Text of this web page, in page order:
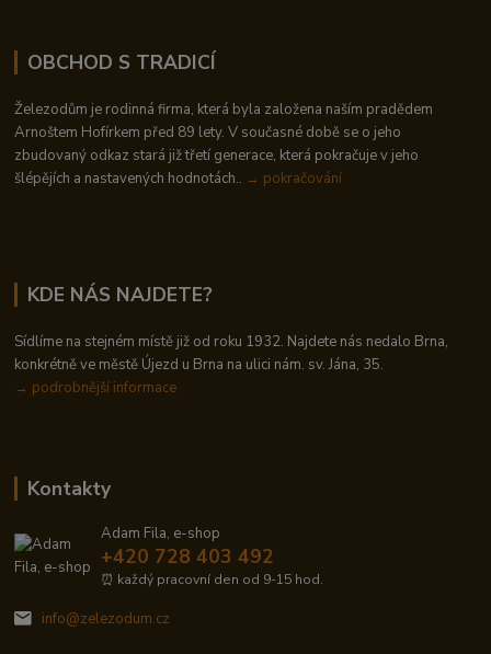
OBCHOD S TRADICÍ
Železodům je rodinná firma, která byla založena naším pradědem
Arnoštem Hofírkem před 89 lety. V současné době se o jeho
zbudovaný odkaz stará již třetí generace, která pokračuje v jeho
šlépějích a nastavených hodnotách.. → pokračování
KDE NÁS NAJDETE?
Sídlíme na stejném místě již od roku 1932. Najdete nás nedalo Brna,
konkrétně ve městě Újezd u Brna na ulici nám. sv. Jána, 35.
→ podrobnější informace
Kontakty
Adam Fila, e-shop
+420 728 403 492
⏰ každý pracovní den od 9-15 hod.
info@zelezodum.cz